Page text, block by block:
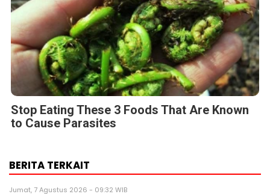
Stop Eating These 3 Foods That Are Known
to Cause Parasites
BERITA TERKAIT
Jumat, 7 Agustus 2026 - 09:32 WIB